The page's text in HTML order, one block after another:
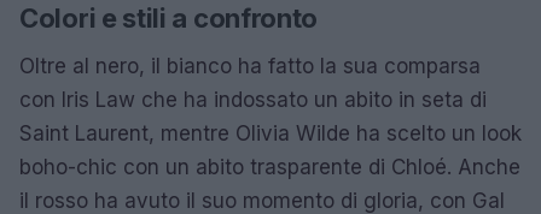
Colori e stili a confronto
Oltre al nero, il bianco ha fatto la sua comparsa
con Iris Law che ha indossato un abito in seta di
Saint Laurent, mentre Olivia Wilde ha scelto un look
boho-chic con un abito trasparente di Chloé. Anche
il rosso ha avuto il suo momento di gloria, con Gal